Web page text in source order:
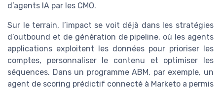
d’agents IA par les CMO.
Sur le terrain, l’impact se voit déjà dans les stratégies
d’outbound et de génération de pipeline, où les agents
applications exploitent les données pour prioriser les
comptes, personnaliser le contenu et optimiser les
séquences. Dans un programme ABM, par exemple, un
agent de scoring prédictif connecté à Marketo a permis